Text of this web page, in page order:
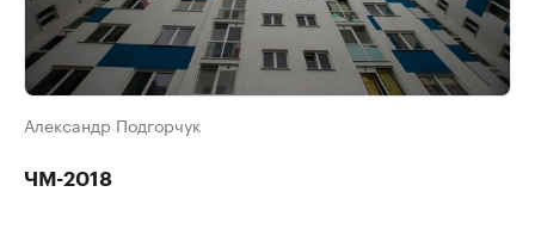
Александр Подгорчук
ЧМ-2018